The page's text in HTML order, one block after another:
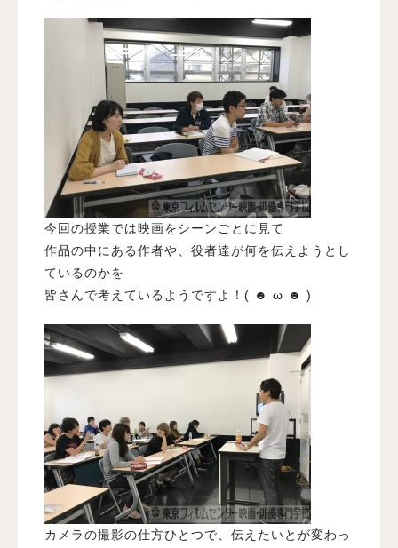
今回の授業では映画をシーンごとに見て
作品の中にある作者や、役者達が何を伝えようとし
ているのかを
皆さんで考えているようですよ！( ☻ ω ☻ )
カメラの撮影の仕方ひとつで、伝えたいとが変わっ